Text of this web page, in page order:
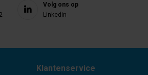
Volg ons op
Linkedin
Klantenservice